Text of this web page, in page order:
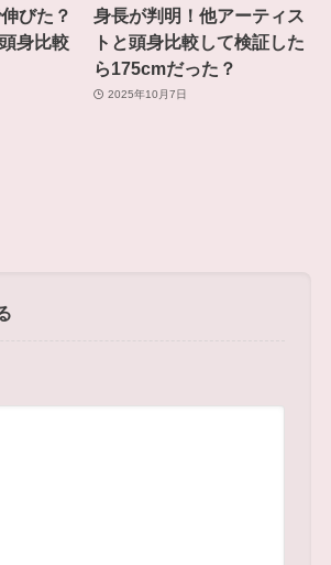
びた？
身比較
身長が判明！他アーティス
トと頭身比較して検証した
ら175cmだった？
2025年10月7日